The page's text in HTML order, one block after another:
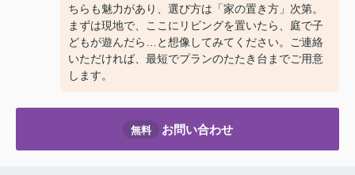
ちらも魅力があり、選び方は「家の置き方」次第。
まずは現地で、ここにリビングを置いたら、庭で子
どもが遊んだら…と想像してみてください。ご連絡
いただければ、最短でプランのたたき台までご用意
します。
無料 お問い合わせ